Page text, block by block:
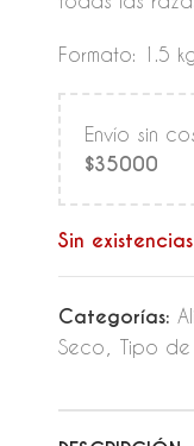
Formato: 1.5
Envío sin
$35000
Sin existencias
Categorías:
Seco
Tipo de